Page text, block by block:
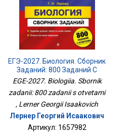
ЕГЭ-2027. Биология. Сборник
Заданий: 800 Заданий С
Ответами
EGE-2027. Biologiia. Sbornik
zadanii: 800 zadanii s otvetami
, Lerner Georgii Isaakovich
Лернер Георгий Исаакович
Артикул: 1657982